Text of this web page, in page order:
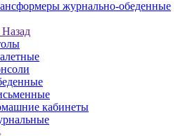
журнально-обеденные
Назад
кабинеты